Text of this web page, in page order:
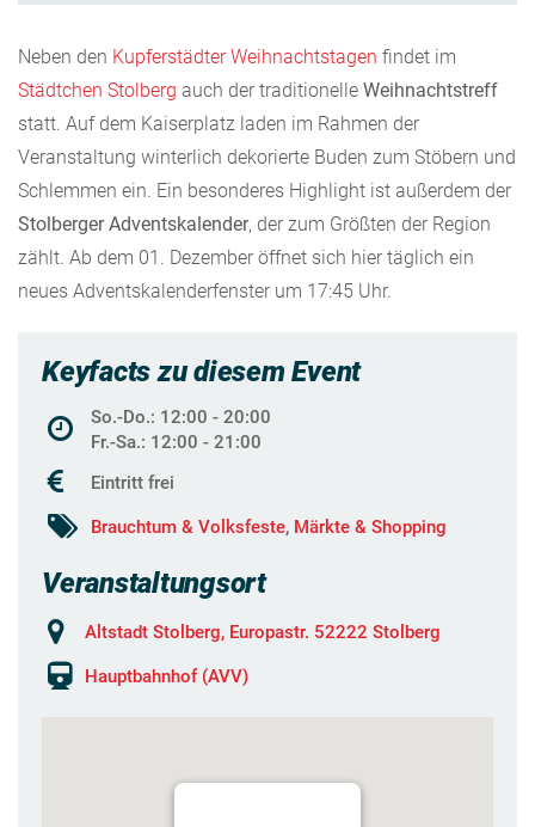
Neben den Kupferstädter Weihnachtstagen findet im
Städtchen Stolberg auch der traditionelle Weihnachtstreff
statt. Auf dem Kaiserplatz laden im Rahmen der
Veranstaltung winterlich dekorierte Buden zum Stöbern und
Schlemmen ein. Ein besonderes Highlight ist außerdem der
Stolberger Adventskalender, der zum Größten der Region
zählt. Ab dem 01. Dezember öffnet sich hier täglich ein
neues Adventskalenderfenster um 17:45 Uhr.
Keyfacts zu diesem Event
So.-Do.: 12:00 - 20:00
Fr.-Sa.: 12:00 - 21:00
Eintritt frei
Brauchtum & Volksfeste, Märkte & Shopping
Veranstaltungsort
Altstadt Stolberg, Europastr. 52222 Stolberg
Hauptbahnhof (AVV)